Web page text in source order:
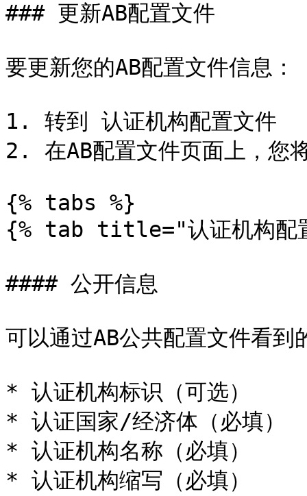
### 更新AB配置文件
要更新您的AB配置文件信息：
1. 转到 认证机构配置文件
2. 在AB配置文件页面上，您
{% tabs %}
{% tab title="认证机构配
#### 公开信息
可以通过AB公共配置文件看到
* 认证机构标识（可选）
* 认证国家/经济体（必填）
* 认证机构名称（必填）
* 认证机构缩写（必填）